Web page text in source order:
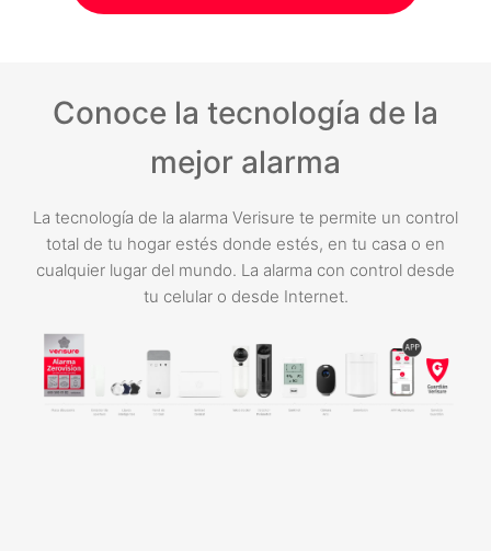
Conoce la tecnología de la
mejor alarma
La tecnología de la alarma Verisure te permite un control
total de tu hogar estés donde estés, en tu casa o en
cualquier lugar del mundo. La alarma con control desde
tu celular o desde Internet.